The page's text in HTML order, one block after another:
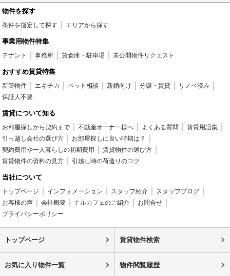
物件を探す
条件を指定して探す エリアから探す
事業用物件特集
テナント 事務所 貸倉庫・駐車場 未公開物件リクエスト
おすすめ賃貸特集
新築物件 エキチカ ペット相談 新婚向け 分譲・賃貸
リノベ済み
保証人不要
賃貸について知る
お部屋探しから契約まで 不動産オーナー様へ よくある質問
賃貸用語集
引っ越し会社の選び方
お部屋探しに良い時期は？
契約費用や一人暮らしの初期費用
賃貸物件の選び方
賃貸物件の資料の見方
引越し時の荷造りのコツ
当社について
トップページ インフォメーション スタッフ紹介
スタッフブログ
お客様の声
会社概要 ナルカフェのご紹介
お問合せ
プライバシーポリシー
トップページ 賃貸物件検索
お気に入り物件一覧 物件閲覧履歴